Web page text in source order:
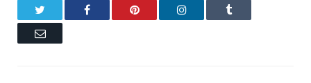
Facebook Pinterest LinkedIn Tumblr
Email